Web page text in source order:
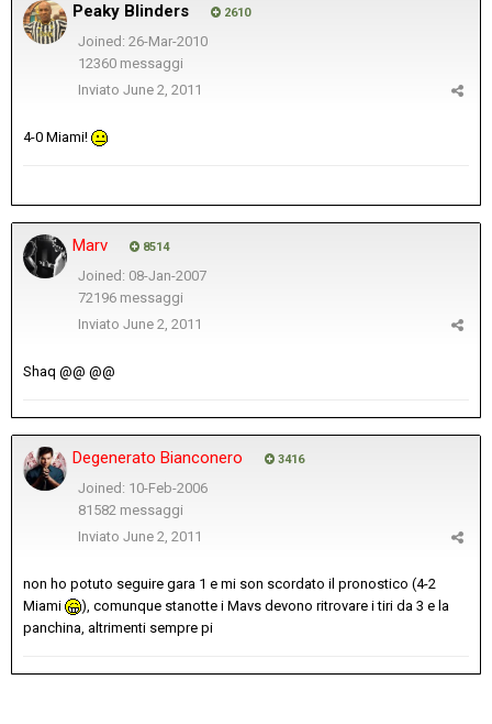
Peaky Blinders 2610
Joined: 26-Mar-2010
12360 messaggi
Inviato June 2, 2011
4-0 Miami!
Marv 8514
Joined: 08-Jan-2007
72196 messaggi
Inviato June 2, 2011
Shaq @@ @@
Degenerato Bianconero 3416
Joined: 10-Feb-2006
81582 messaggi
Inviato June 2, 2011
non ho potuto seguire gara 1 e mi son scordato il pronostico (4-2
Miami
), comunque stanotte i Mavs devono ritrovare i tiri da 3 e la
panchina, altrimenti sempre pi